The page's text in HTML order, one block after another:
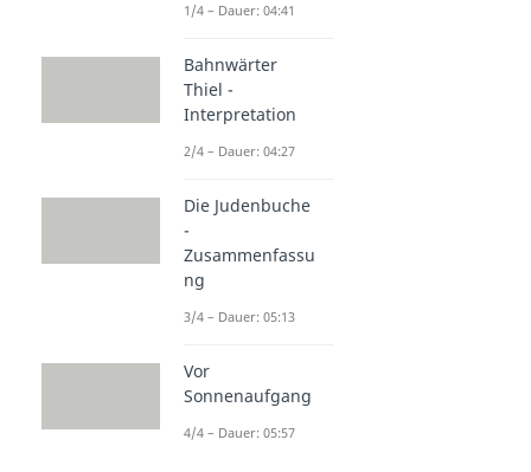
1/4 – Dauer: 04:41
Bahnwärter
Thiel -
Interpretation
2/4 – Dauer: 04:27
Die Judenbuche
-
Zusammenfassu
ng
3/4 – Dauer: 05:13
Vor
Sonnenaufgang
4/4 – Dauer: 05:57